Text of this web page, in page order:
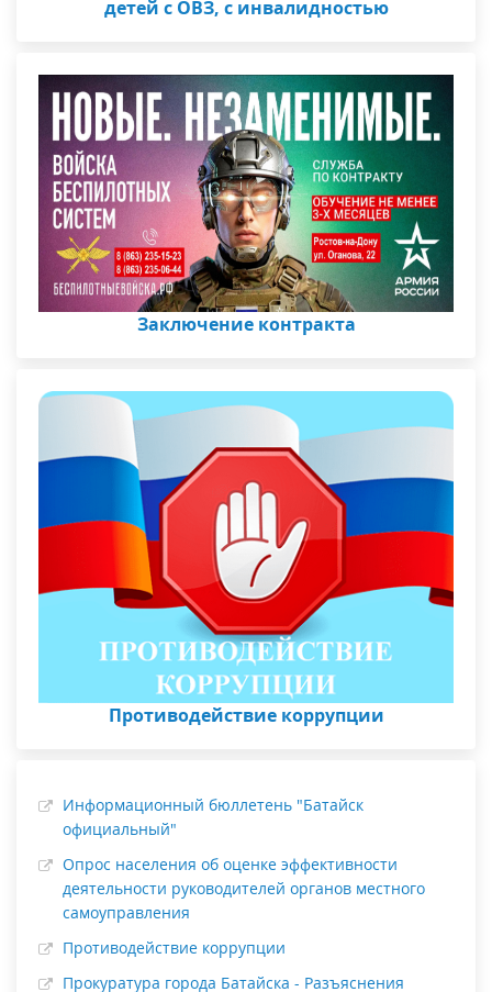
детей с ОВЗ, с инвалидностью
Заключение контракта
Противодействие коррупции
Информационный бюллетень "Батайск
официальный"
Опрос населения об оценке эффективности
деятельности руководителей органов местного
самоуправления
Противодействие коррупции
Прокуратура города Батайска - Разъяснения